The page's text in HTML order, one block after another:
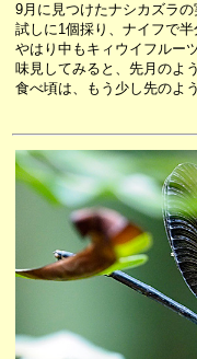
9月に見つけたナシカズラ
試しに1個採り、ナイフで半
やはり中もキィウイフルー
味見してみると、先月のよ
食べ頃は、もう少し先のよう